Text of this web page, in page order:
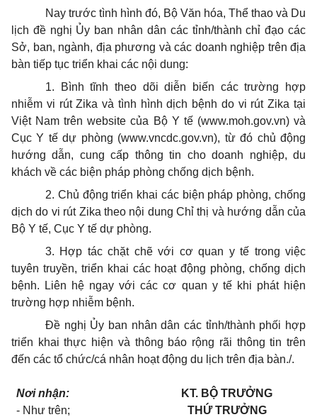
Nay trước tình hình đó, Bộ Văn hóa, Thể thao và Du
lịch đề nghị Ủy ban nhân dân các tỉnh/thành chỉ đạo các
Sở, ban, ngành, địa phương và các doanh nghiệp trên địa
bàn tiếp tục triển khai các nội dung:
1. Bìnhtĩnh theo dõi diễn biến các trường hợp
nhiễm vi rút Zika và tình hình dịch bệnh do vi rút Zika tại
Việt Nam trên website của Bộ Y tế (www.moh.gov.vn) và
Cục Y tế dự phòng (www.vncdc.gov.vn), từ đó chủ động
hướng dẫn, cung cấp thông tin cho doanh nghiệp, du
khách về các biện pháp phòng chống dịch bệnh.
2. Chủ động triển khai các biện pháp phòng, chống
dịch do vi rút Zika theo nội dung Chỉ thị và hướng dẫn của
Bộ Y tế, Cục Y tế dự phòng.
3. Hợp tác chặt chẽ với cơ quan y tế trong việc
tuyên truyền, triển khai các hoạt động phòng, chống dịch
bệnh. Liên hệ ngay với các cơ quan y tế khi phát hiện
trường hợp nhiễm bệnh.
Đề nghị Ủy ban nhân dân các tỉnh/thành phối hợp
triển khai thực hiện và thông báo rộng rãi thông tin trên
đến các tổ chức/cá nhân hoạt động du lịch trên địa bàn./.
Nơi nhận:
- Như trên;
KT. BỘ TRƯỞNG
THỨ TRƯỞNG